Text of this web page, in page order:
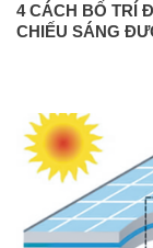
4 CÁCH BỐ TRÍ
CHIẾU SÁNG